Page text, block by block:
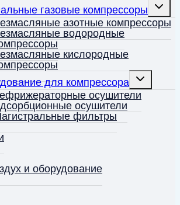
газовые компрессоры
меню
азотные компрессоры
водородные
кислородные
для компрессора
Переключить
дочернее
меню
осушители
осушители
фильтры
и оборудование